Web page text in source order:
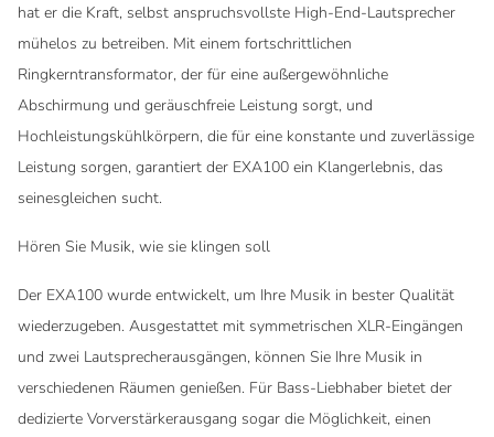
hat er die Kraft, selbst anspruchsvollste High-End-Lautsprecher
mühelos zu betreiben. Mit einem fortschrittlichen
Ringkerntransformator, der für eine außergewöhnliche
Abschirmung und geräuschfreie Leistung sorgt, und
Hochleistungskühlkörpern, die für eine konstante und zuverlässige
Leistung sorgen, garantiert der EXA100 ein Klangerlebnis, das
seinesgleichen sucht.
Hören Sie Musik, wie sie klingen soll
Der EXA100 wurde entwickelt, um Ihre Musik in bester Qualität
wiederzugeben. Ausgestattet mit symmetrischen XLR-Eingängen
und zwei Lautsprecherausgängen, können Sie Ihre Musik in
verschiedenen Räumen genießen. Für Bass-Liebhaber bietet der
dedizierte Vorverstärkerausgang sogar die Möglichkeit, einen